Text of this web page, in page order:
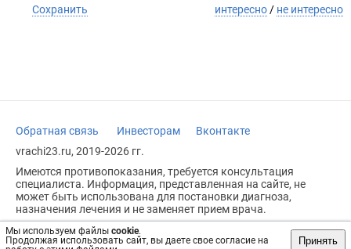
Мы используем файлы cookie.
Продолжая использовать сайт, вы даете свое согласие на
Принять
Сохранить интересно / не интересно
Обратная связь Инвесторам
Вконтакте
vrachi23.ru, 2019-2026 гг.
Имеются противопоказания, требуется консультация
специалиста. Информация, представленная на сайте, не
может быть использована для постановки диагноза,
назначения лечения и не заменяет прием врача.
Возрастное ограничение: 18+